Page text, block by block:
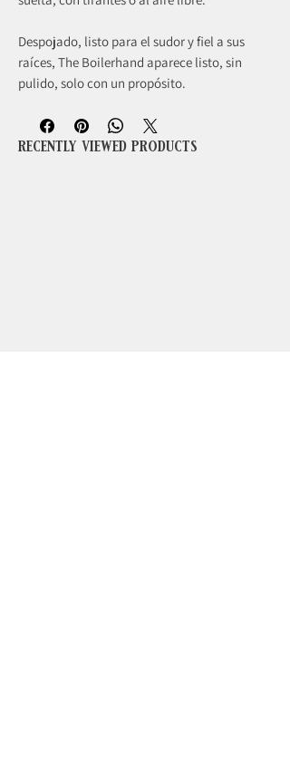
Despojado, listo para el sudor y fiel a sus
raíces, The Boilerhand aparece listo, sin
pulido, solo con un propósito.
recently viewed products